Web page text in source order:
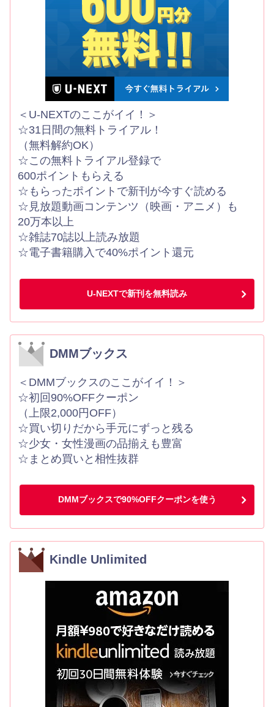
＜U-NEXTのここがイイ！＞
☆31日間の無料トライアル！
（無料解約OK）
☆この無料トライアル登録で
600ポイントもらえる
☆もらったポイントで新刊が今すぐ読める
☆見放題動画コンテンツ（映画・アニメ）も
20万本以上
☆雑誌70誌以上読み放題
☆電子書籍購入で40%ポイント還元
U-NEXTで新刊を無料読み
DMMブックス
＜DMMブックスのここがイイ！＞
☆初回90%OFFクーポン
（上限2,000円OFF）
☆買い切りだから手元にずっと残る
☆少女・女性漫画の品揃えも豊富
☆まとめ買いと相性抜群
DMMブックスで90%OFFクーポンを使う
Kindle Unlimited